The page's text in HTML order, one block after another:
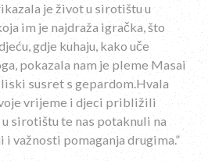
je život u sirotištu u
im je najdraža igračka, što
gdje kuhaju, kako uče
pokazala nam je pleme Masai
susret s gepardom.Hvala
vrijeme i djeci približili
sirotištu te nas potaknuli na
važnosti pomaganja drugima.”